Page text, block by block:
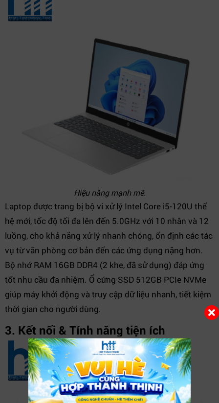
Hiệu năng mạnh mẽ.
Laptop được trang bị bộ vi xử lý Intel Core i5-120U thế
hệ mới, tốc độ tối đa lên đến 5.0GHz với 10 nhân và 12
luồng, cho khả năng xử lý nhanh chóng, ổn định các tác
vụ từ văn phòng cơ bản đến các ứng dụng nặng hơn.
Bộ nhớ RAM 16GB DDR4 (2 khe, đã sử dụng) đáp ứng
tốt nhu cầu đa nhiệm. Ổ cứng SSD 512GB PCIe NVMe
giúp máy khởi động và truy cập dữ liệu nhanh, tiết kiệm
thời gian cho người dùng.
3. Kết nối & Tính năng tiện ích